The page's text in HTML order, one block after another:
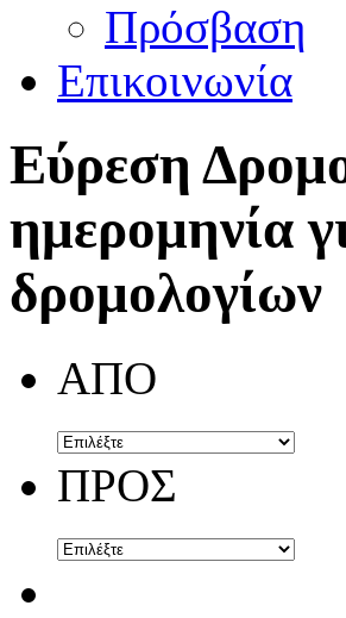
Πρόσβαση
Επικοινωνία
Εύρεση
ημερομηνία
δρομολογίων
ΑΠΟ
ΠΡΟΣ